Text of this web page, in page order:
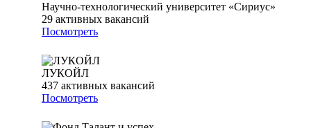
Научно-технологический университет «Сириус»
29 активных вакансий
Посмотреть
ЛУКОЙЛ
437 активных вакансий
Посмотреть